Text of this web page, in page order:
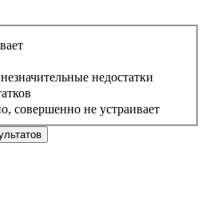
недостатки
совершенно не устраивает